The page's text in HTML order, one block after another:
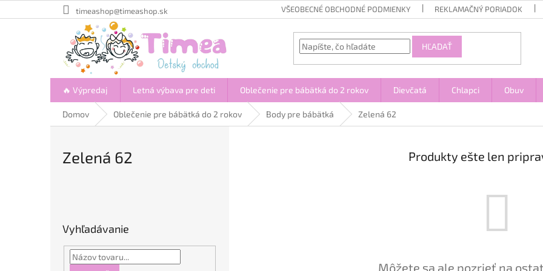
na
timeashop@timeashop.sk VŠEOBECNÉ OBCHODNÉ PODMIENKY REKLAMAČNÝ PORIADOK
HĽADAŤ
🔥 Výpredaj Letná výbava pre deti Oblečenie pre bábätká do 2 rokov Dievčatá Chlapci Obuv
Domov Oblečenie pre bábätká do 2 rokov Body pre bábätká Zelená 62
Zelená 62
Vyhľadávanie
Produkty ešte len
Môžete sa ale pozrieť na